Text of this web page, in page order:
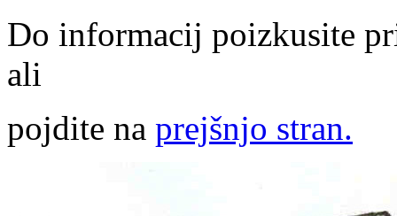
Do informacij poizkusite
ali
pojdite na prejšnjo stran.